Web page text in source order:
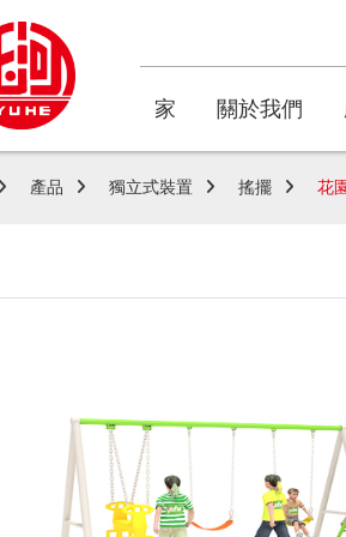
家 關於我們
產品 獨立式裝置 搖擺 花